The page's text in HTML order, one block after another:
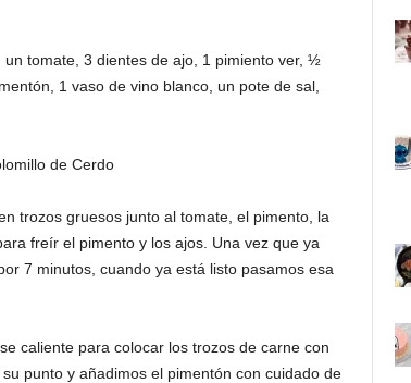
tomate, 3 dientes de ajo, 1 pimiento ver, ½
1 vaso de vino blanco, un pote de sal,
trozos gruesos junto al tomate, el pimento, la
freír el pimento y los ajos. Una vez que ya
7 minutos, cuando ya está listo pasamos esa
caliente para colocar los trozos de carne con
punto y añadimos el pimentón con cuidado de